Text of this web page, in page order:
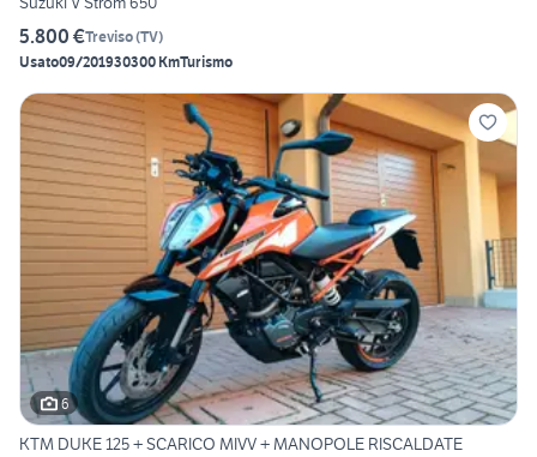
5.800 €Treviso(TV)
Usato09/201930300 KmTurismo
6
KTM DUKE 125 + SCARICO MIVV + MANOPOLE RISCALDATE